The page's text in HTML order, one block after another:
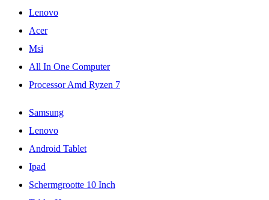
Lenovo
Acer
Msi
All In One Computer
Processor Amd Ryzen 7
Samsung
Lenovo
Android Tablet
Ipad
Schermgrootte 10 Inch